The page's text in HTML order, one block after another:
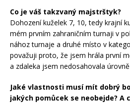
Co je váš takzvaný majstrštyk?
Dohození kuželek 7, 10, tedy krajní
mém prvním zahraničním turnaji v
nához turnaje a druhé místo v
považuji proto, že jsem hrála první
a zdaleka jsem nedosahovala
Jaké vlastnosti musí mít dobrý
jakých pomůcek se neobejde? A